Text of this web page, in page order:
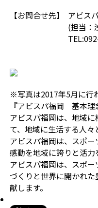
【お問合せ先】
アビス
(担当：
※写真は2017年5月に行
『アビスパ福岡 基本理
アビスパ福岡は、地域
て、地域に生活する人々
アビスパ福岡は、スポ
感動を地域に誇りと活力
アビスパ福岡は、スポ
づくりと世界に開かれ
献します。